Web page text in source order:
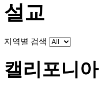
설교
지역별 검색
캘리포니아